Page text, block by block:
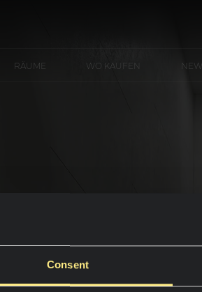
Consent
RÄUME WO KAUFEN